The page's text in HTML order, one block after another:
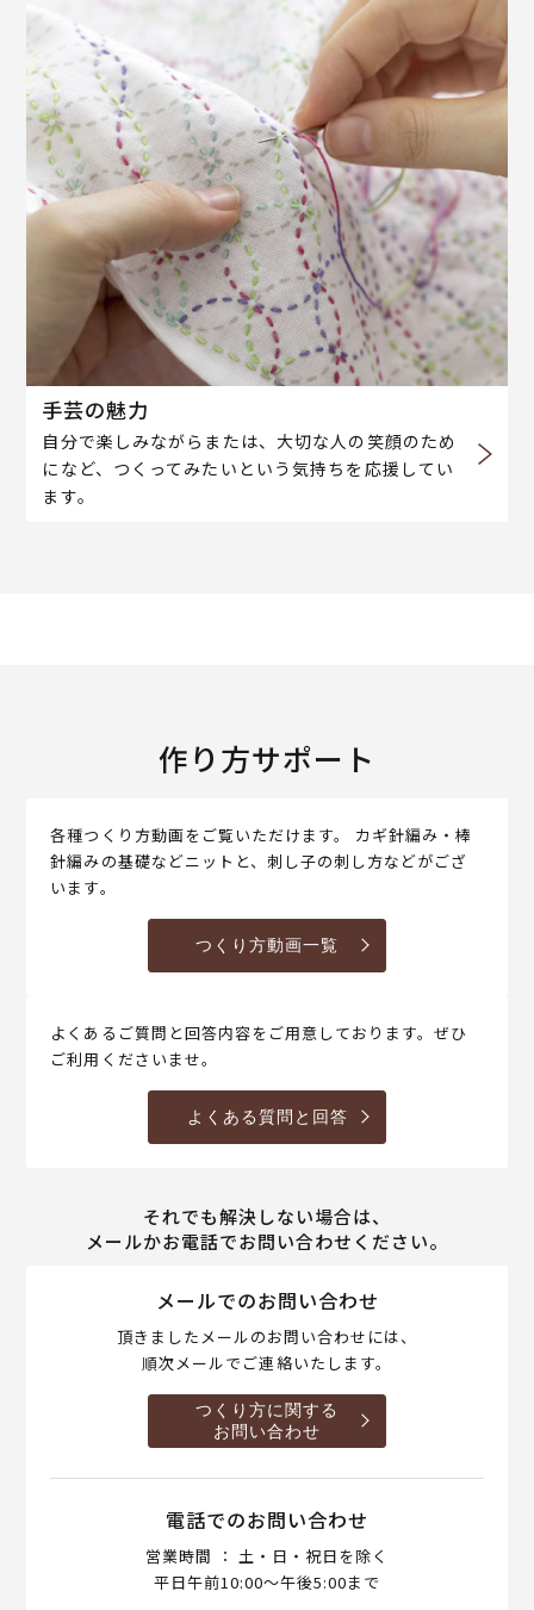
手芸の魅力
自分で楽しみながらまたは、大切な人の笑顔のため
になど、つくってみたいという気持ちを応援してい
ます。
作り方サポート
各種つくり方動画をご覧いただけます。 カギ針編み・棒
針編みの基礎などニットと、刺し子の刺し方などがござ
います。
つくり方動画一覧
よくあるご質問と回答内容をご用意しております。ぜひ
ご利用くださいませ。
よくある質問と回答
それでも解決しない場合は、
メールかお電話でお問い合わせください。
メールでのお問い合わせ
頂きましたメールのお問い合わせには、
順次メールでご連絡いたします。
つくり方に関する
お問い合わせ
電話でのお問い合わせ
営業時間 ： 土・日・祝日を除く
平日午前10:00～午後5:00まで